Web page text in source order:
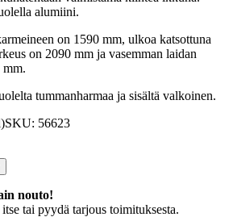
alumiini.
on 1590 mm, ulkoa katsottuna
on 2090 mm ja vasemman laidan
mm.
tummanharmaa ja sisältä valkoinen.
SKU: 56623
nouto!
tai pyydä tarjous toimituksesta.